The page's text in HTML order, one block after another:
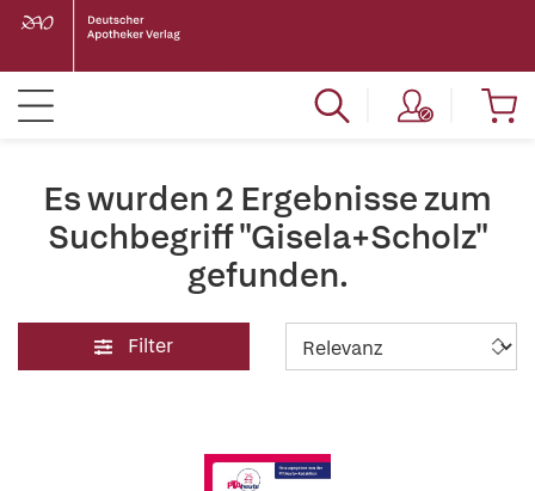
Es wurden 2 Ergebnisse zum
Suchbegriff "Gisela+Scholz"
gefunden.
Filter